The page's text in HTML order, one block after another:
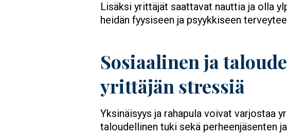
Lisäksi yrittäjät saattavat nauttia ja olla
heidän fyysiseen ja psyykkiseen
Sosiaalinen ja
yrittäjän stressiä
Yksinäisyys ja rahapula voivat varjostaa
taloudellinen tuki sekä perheenjäsenten